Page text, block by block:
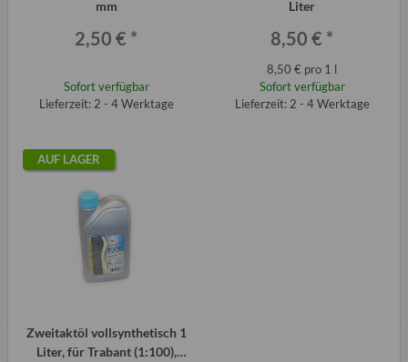
mm
2,50 € *
Sofort verfügbar
Lieferzeit: 2 - 4 Werktage
Liter
8,50 € *
8,50 € pro 1 l
Sofort verfügbar
Lieferzeit: 2 - 4 Werktage
AUF LAGER
Zweitaktöl vollsynthetisch 1
Liter, für Trabant (1:100),